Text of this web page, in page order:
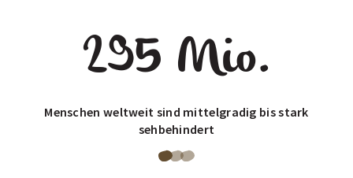
295 Mio.
Menschen weltweit sind mittelgradig bis stark
sehbehindert
Blättere
Blättere
Blättere